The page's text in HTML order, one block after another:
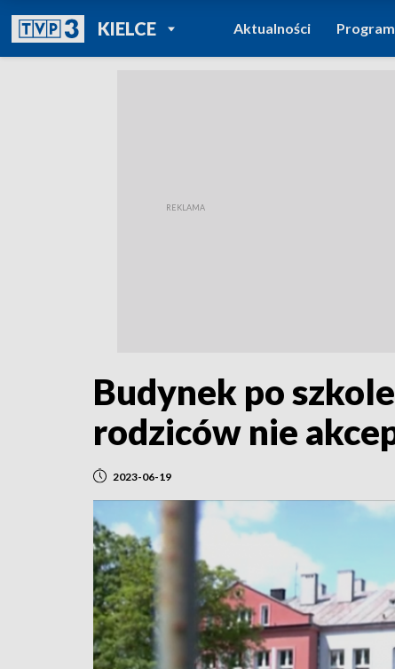
KIELCEPOWRÓT DO
TVP REGIONY
Aktualności
Budynek po
rodziców nie
2023-06-19